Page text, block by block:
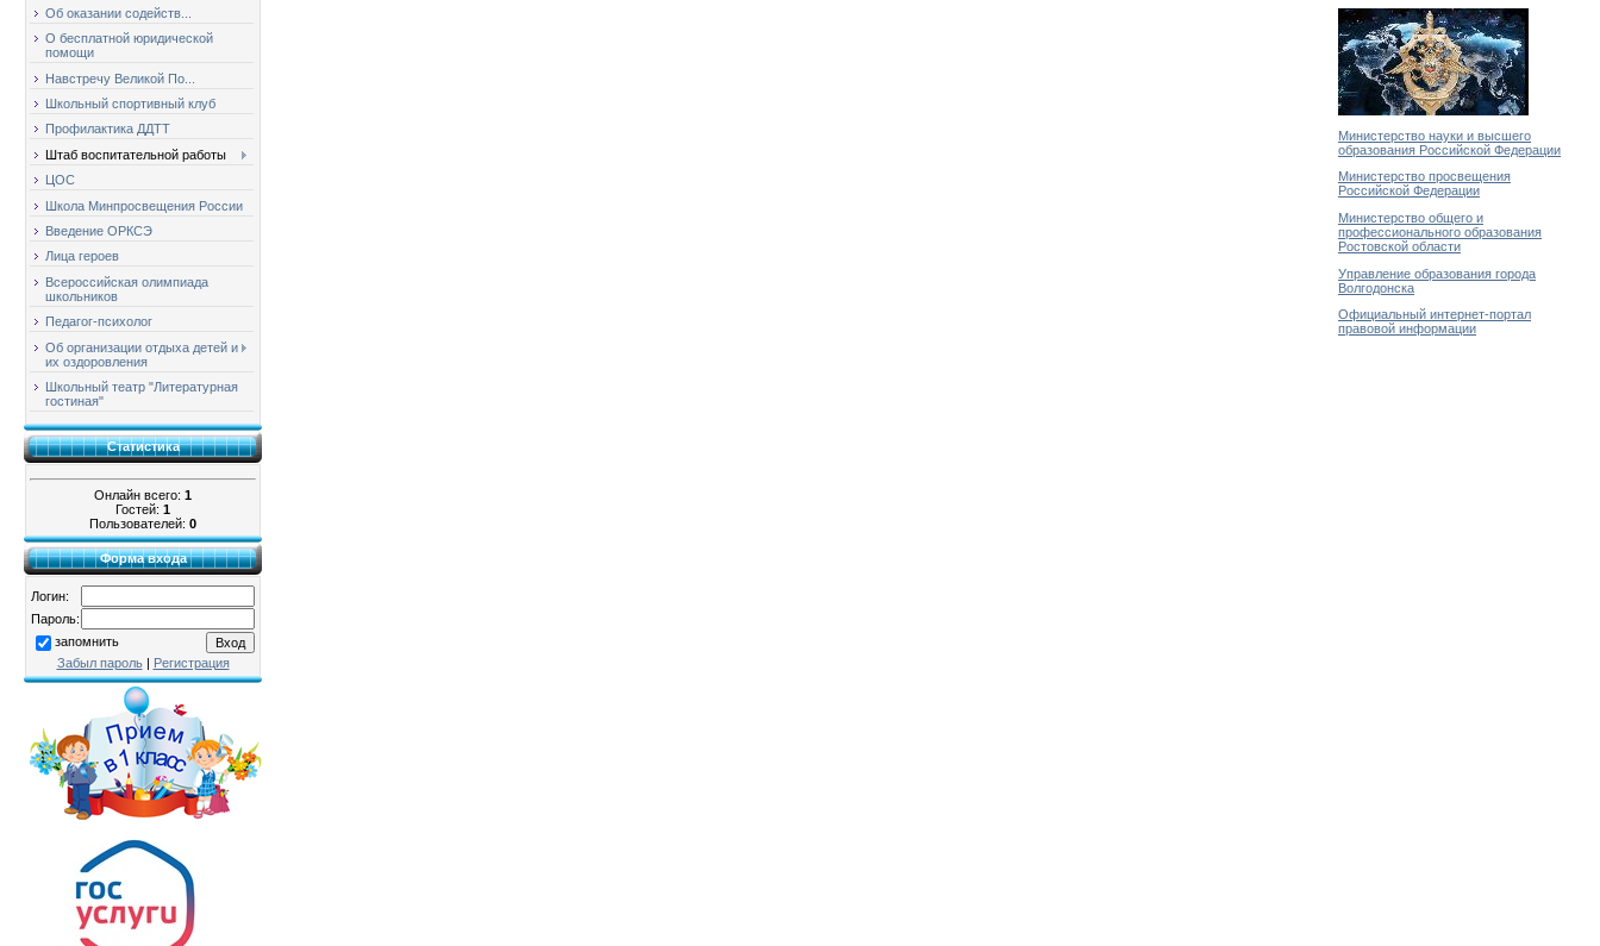
Об оказании содейств...
О бесплатной юридической
помощи
Навстречу Великой По...
Школьный спортивный клуб
Профилактика ДДТТ
Штаб воспитательной работы
ЦОС
Школа Минпросвещения России
Введение ОРКСЭ
Лица героев
Всероссийская олимпиада
школьников
Педагог-психолог
Об организации отдыха детей и
их оздоровления
Школьный театр "Литературная
гостиная"
Статистика
Онлайн всего: 1
Гостей: 1
Пользователей: 0
Форма входа
Логин:
Пароль:
запомнить
Забыл пароль| Регистрация
Министерство науки и высшего
образования Российской Федерации
Министерство просвещения
Российской Федерации
Министерство общего и
профессионального образования
Ростовской области
Управление образования города
Волгодонска
Официальный интернет-портал
правовой информации